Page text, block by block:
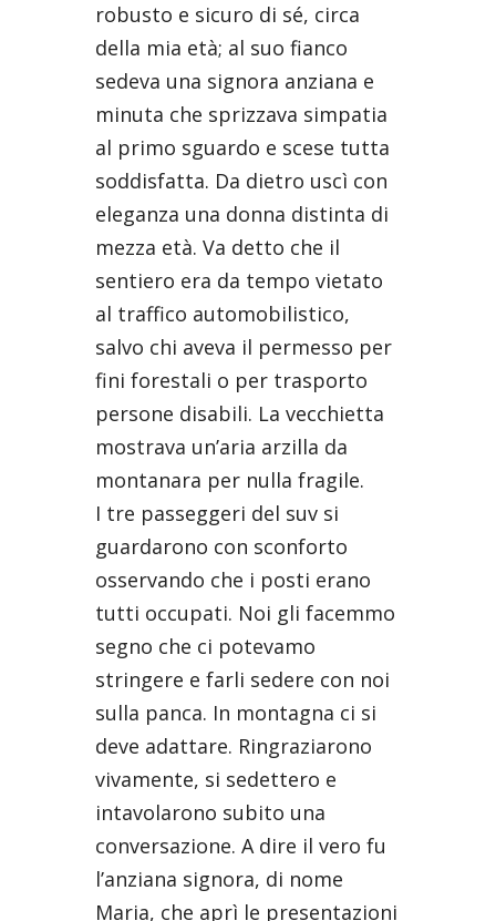
robusto e sicuro di sé, circa
della mia età; al suo fianco
sedeva una signora anziana e
minuta che sprizzava simpatia
al primo sguardo e scese tutta
soddisfatta. Da dietro uscì con
eleganza una donna distinta di
mezza età. Va detto che il
sentiero era da tempo vietato
al traffico automobilistico,
salvo chi aveva il permesso per
fini forestali o per trasporto
persone disabili. La vecchietta
mostrava un’aria arzilla da
montanara per nulla fragile.
I tre passeggeri del suv si
guardarono con sconforto
osservando che i posti erano
tutti occupati. Noi gli facemmo
segno che ci potevamo
stringere e farli sedere con noi
sulla panca. In montagna ci si
deve adattare. Ringraziarono
vivamente, si sedettero e
intavolarono subito una
conversazione. A dire il vero fu
l’anziana signora, di nome
Maria, che aprì le presentazioni